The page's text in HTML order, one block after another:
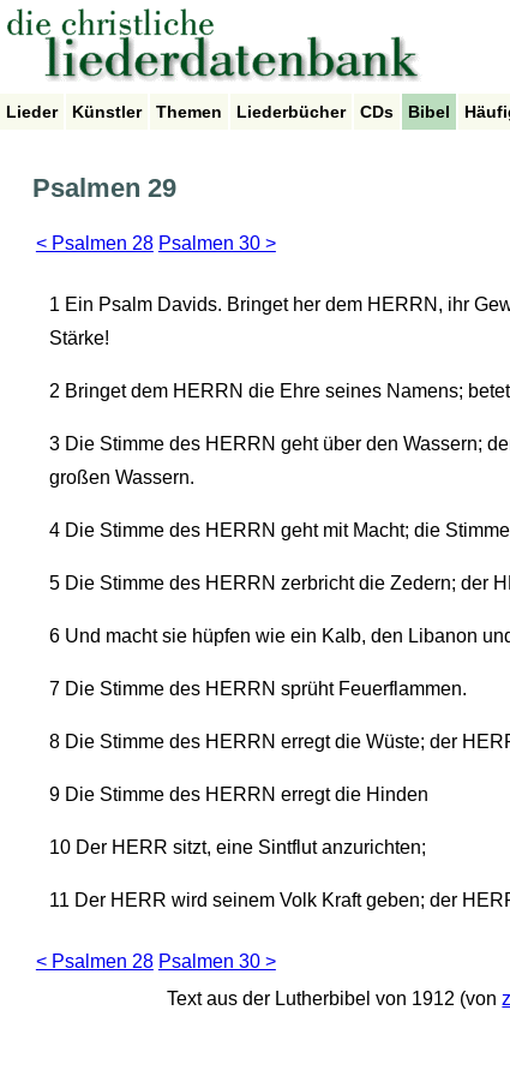
Lieder Künstler Themen Liederbücher CDs Bibel
Psalmen 29
< Psalmen 28 Psalmen 30 >
1Ein Psalm Davids. Bringet her dem HERRN, ihr
Stärke!
2Bringet dem HERRN die Ehre seines Namens;
3Die Stimme des HERRN geht über den Wassern;
großen Wassern.
4Die Stimme des HERRN geht mit Macht; die
5Die Stimme des HERRN zerbricht die Zedern; der
6Und macht sie hüpfen wie ein Kalb, den Libanon
7Die Stimme des HERRN sprüht Feuerflammen.
8Die Stimme des HERRN erregt die Wüste; der
9Die Stimme des HERRN erregt die Hinden
10Der HERR sitzt, eine Sintflut anzurichten;
11Der HERR wird seinem Volk Kraft geben; der
< Psalmen 28 Psalmen 30 >
Text aus der Lutherbibel von 1912 (von